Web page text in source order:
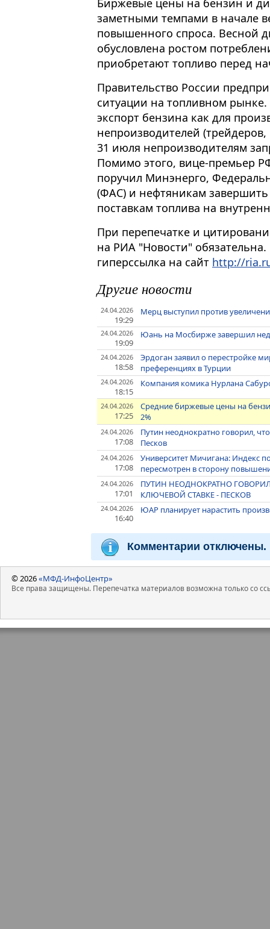
Биржевые цены на бензин и
заметными темпами в начале
повышенного спроса. Весной
обусловлена ростом
приобретают топливо перед
Правительство России
ситуации на топливном
экспорт бензина как для
непроизводителей
31 июля непроизводителям
Помимо этого, вице-премьер
поручил Минэнерго,
(ФАС) и нефтяникам
поставкам топлива на
При перепечатке и
на РИА "Новости"
гиперссылка на сайт http://
Другие новости
24.04.2026
19:29
Мерц выступил против
24.04.2026
19:09
Юань на Мосбирже завершил
24.04.2026
18:58
Эрдоган заявил о перестройке
преференциях в Турции
24.04.2026
18:15
Компания комика Нурлана
24.04.2026
17:25
Средние биржевые цены на
2%
24.04.2026
17:08
Путин неоднократно говорил,
Песков
24.04.2026
17:08
Университет Мичигана: Индекс
пересмотрен в сторону
24.04.2026
17:01
ПУТИН НЕОДНОКРАТНО
КЛЮЧЕВОЙ СТАВКЕ - ПЕСКОВ
24.04.2026
16:40
ЮАР планирует нарастить
Комментарии отключены.
© 2026«МФД-ИнфоЦентр»
Все права защищены. Перепечатка материалов возможна только со